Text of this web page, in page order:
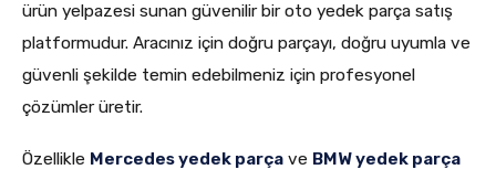
ürün yelpazesi sunan güvenilir bir oto yedek parça satış
platformudur. Aracınız için doğru parçayı, doğru uyumla ve
güvenli şekilde temin edebilmeniz için profesyonel
çözümler üretir.
Özellikle Mercedes yedek parça ve BMW yedek parça